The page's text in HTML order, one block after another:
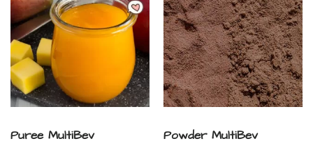
Puree MultiBev Powder MultiBev